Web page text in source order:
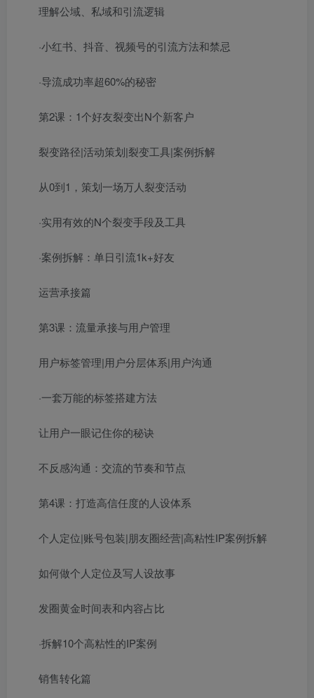
理解公域、私域和引流逻辑
·小红书、抖音、视频号的引流方法和禁忌
·导流成功率超60%的秘密
第2课：1个好友裂变出N个新客户
裂变路径|活动策划|裂变工具|案例拆解
从0到1，策划一场万人裂变活动
·实用有效的N个裂变手段及工具
·案例拆解：单日引流1k+好友
运营承接篇
第3课：流量承接与用户管理
用户标签管理|用户分层体系|用户沟通
·一套万能的标签搭建方法
让用户一眼记住你的秘诀
不反感沟通：交流的节奏和节点
第4课：打造高信任度的人设体系
个人定位|账号包装|朋友圈经营|高粘性IP案例拆解
如何做个人定位及写人设故事
发圈黄金时间表和内容占比
·拆解10个高粘性的IP案例
销售转化篇